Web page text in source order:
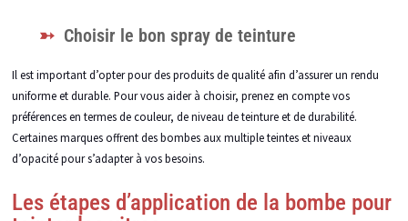
Choisir le bon spray de teinture
Il est important d’opter pour des produits de qualité afin d’assurer un rendu
uniforme et durable. Pour vous aider à choisir, prenez en compte vos
préférences en termes de couleur, de niveau de teinture et de durabilité.
Certaines marques offrent des bombes aux multiple teintes et niveaux
d’opacité pour s’adapter à vos besoins.
Les étapes d’application de la bombe pour